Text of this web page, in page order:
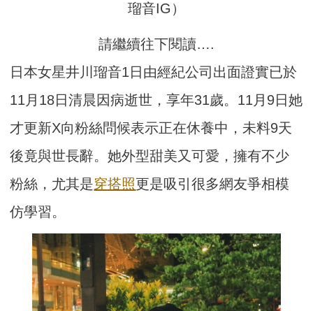
瑠音IG）
請繼續往下閱讀….
日本女星井川瑠音1日由經紀公司出面證實已於
11月18日清晨因病逝世，享年31歲。11月9日她
才更新X向粉絲問候表示正在休養中，未料9天
後竟與世長辭。她外型甜美又可愛，擁有不少
粉絲，尤其是穿搭照更是吸引很多網友爭相模
仿學習。